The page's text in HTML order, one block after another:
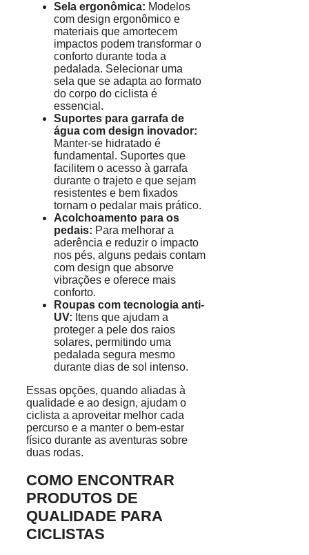
Sela ergonômica: Modelos
com design ergonômico e
materiais que amortecem
impactos podem transformar o
conforto durante toda a
pedalada. Selecionar uma
sela que se adapta ao formato
do corpo do ciclista é
essencial.
Suportes para garrafa de
água com design inovador:
Manter-se hidratado é
fundamental. Suportes que
facilitem o acesso à garrafa
durante o trajeto e que sejam
resistentes e bem fixados
tornam o pedalar mais prático.
Acolchoamento para os
pedais: Para melhorar a
aderência e reduzir o impacto
nos pés, alguns pedais contam
com design que absorve
vibrações e oferece mais
conforto.
Roupas com tecnologia anti-
UV: Itens que ajudam a
proteger a pele dos raios
solares, permitindo uma
pedalada segura mesmo
durante dias de sol intenso.
Essas opções, quando aliadas à
qualidade e ao design, ajudam o
ciclista a aproveitar melhor cada
percurso e a manter o bem-estar
físico durante as aventuras sobre
duas rodas.
COMO ENCONTRAR
PRODUTOS DE
QUALIDADE PARA
CICLISTAS